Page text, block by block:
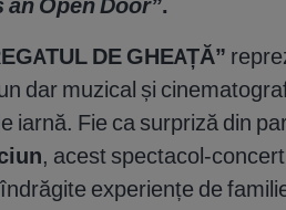
DE GHEAȚĂ”
dar muzical și
iarnă. Fie ca surpriză din
, acest spectacol-
experiențe de